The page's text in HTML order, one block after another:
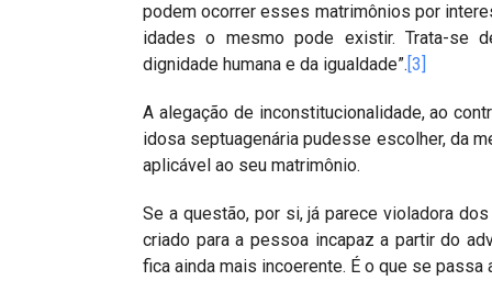
podem ocorrer esses matrimônios por
idades o mesmo pode existir. Trata-se
dignidade humana e da igualdade”.[3]
A alegação de inconstitucionalidade, ao
idosa septuagenária pudesse escolher, da
aplicável ao seu matrimônio.
Se a questão, por si, já parece violadora
criado para a pessoa incapaz a partir do
fica ainda mais incoerente. É o que se